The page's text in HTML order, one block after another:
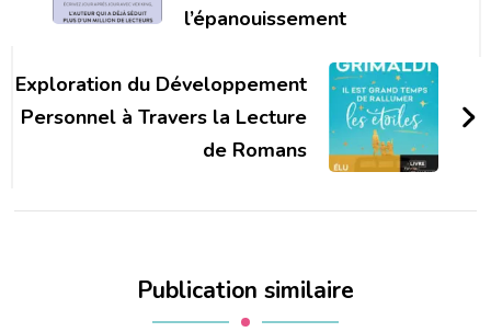
l’épanouissement
Exploration du Développement
Personnel à Travers la Lecture
de Romans
Publication similaire